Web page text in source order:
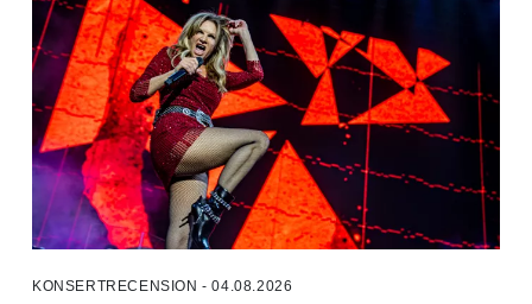
KONSERTRECENSION - 04.08.2026